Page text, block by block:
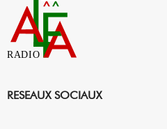
RADIO
RESEAUX SOCIAUX